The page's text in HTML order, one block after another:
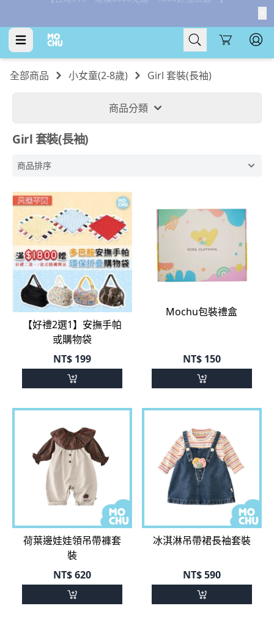
Cart
全部商品 小女童(2-8歲) Girl 套裝(長袖)
商品分類
Girl 套裝(長袖)
【好禮2選1】安撫手帕
或購物袋
NT$199
Mochu包裝禮盒
NT$150
荷葉邊娃娃領吊帶褲套
裝
NT$620
冰淇淋吊帶裙長袖套裝
NT$590